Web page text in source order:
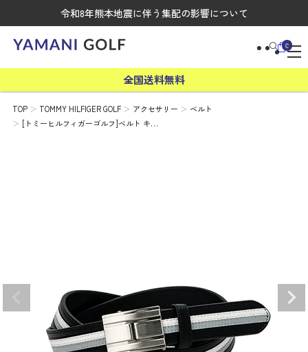
令和8年熊本地震に伴う集配の影響について
0
全国送料無料
TOP TOMMY HILFIGER GOLF アクセサリー
ベルト
[トミーヒルフィガーゴルフ]ベルト キ…